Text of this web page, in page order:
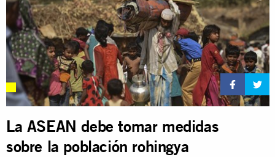
La ASEAN debe tomar medidas
sobre la población rohingya